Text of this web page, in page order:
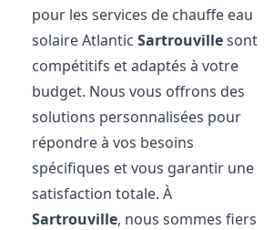
pour les services de chauffe eau
solaire AtlanticSartrouvillesont
compétitifs et adaptés à votre
budget. Nous vous offrons des
solutions personnalisées pour
répondre à vos besoins
spécifiques et vous garantir une
satisfaction totale. À
Sartrouville, nous sommes fiers